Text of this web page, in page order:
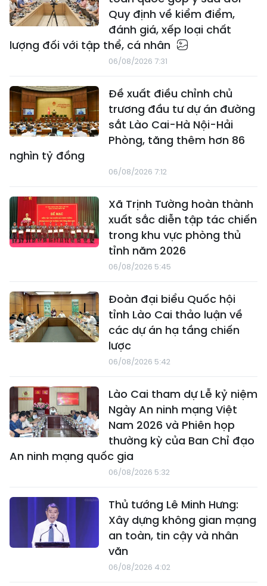
Quy định về kiểm điểm,
đánh giá, xếp loại chất
lượng đối với tập thể, cá nhân
06/08/2026 7:31
Đề xuất điều chỉnh chủ
trương đầu tư dự án đường
sắt Lào Cai-Hà Nội-Hải
Phòng, tăng thêm hơn 86
nghìn tỷ đồng
06/08/2026 7:12
Xã Trịnh Tường hoàn thành
xuất sắc diễn tập tác chiến
trong khu vực phòng thủ
tỉnh năm 2026
06/08/2026 5:45
Đoàn đại biểu Quốc hội
tỉnh Lào Cai thảo luận về
các dự án hạ tầng chiến
lược
06/08/2026 5:42
Lào Cai tham dự Lễ kỷ niệm
Ngày An ninh mạng Việt
Nam 2026 và Phiên họp
thường kỳ của Ban Chỉ đạo
An ninh mạng quốc gia
06/08/2026 5:32
Thủ tướng Lê Minh Hưng:
Xây dựng không gian mạng
an toàn, tin cậy và nhân
văn
06/08/2026 4:02